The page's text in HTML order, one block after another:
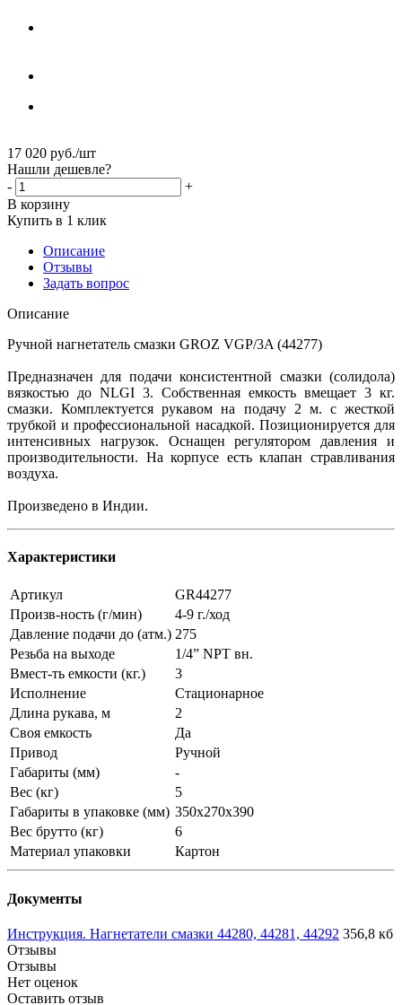
17 020 руб./шт
Нашли дешевле?
-
+
В корзину
Купить в 1 клик
Описание
Отзывы
Задать вопрос
Описание
Ручной нагнетатель смазки GROZ VGP/3A (44277)
Предназначен для подачи консистентной смазки (солидола)
вязкостью до NLGI 3. Собственная емкость вмещает 3 кг.
смазки. Комплектуется рукавом на подачу 2 м. с жесткой
трубкой и профессиональной насадкой. Позиционируется для
интенсивных нагрузок. Оснащен регулятором давления и
производительности. На корпусе есть клапан стравливания
воздуха.
Произведено в Индии.
Характеристики
Артикул
GR44277
Произв-ность (г/мин)
4-9 г./ход
Давление подачи до (атм.) 275
Резьба на выходе
1/4” NPT вн.
Вмест-ть емкости (кг.)
3
Исполнение
Стационарное
Длина рукава, м
2
Своя емкость
Да
Привод
Ручной
Габариты (мм)
-
Вес (кг)
5
Габариты в упаковке (мм) 350х270х390
Вес брутто (кг)
6
Материал упаковки
Картон
Документы
Инструкция. Нагнетатели смазки 44280, 44281, 44292 356,8 кб
Отзывы
Отзывы
Нет оценок
Оставить отзыв